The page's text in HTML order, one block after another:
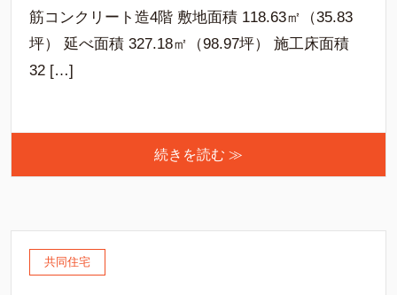
筋コンクリート造4階 敷地面積 118.63㎡（35.83
坪） 延べ面積 327.18㎡（98.97坪） 施工床面積
32 […]
続きを読む ≫
共同住宅